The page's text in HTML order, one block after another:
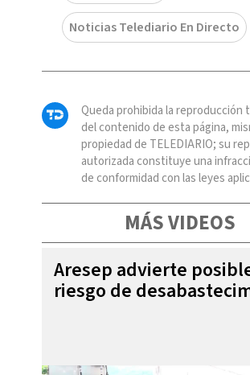
Noticias Telediario En Directo
Queda prohibida la reproducción
del contenido de esta página,
propiedad de TELEDIARIO; su
autorizada constituye una
de conformidad con las leyes
MÁS VIDEOS
Aresep advierte
riesgo de